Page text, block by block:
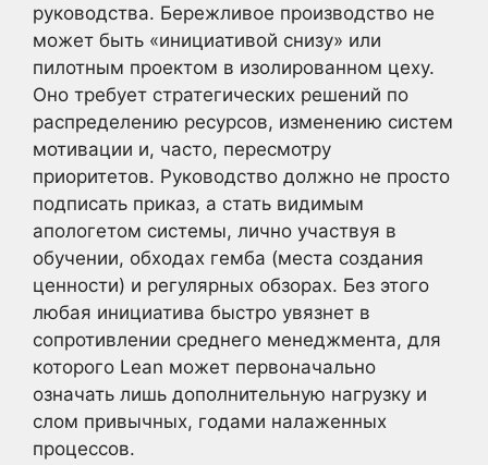
руководства. Бережливое производство не
может быть «инициативой снизу» или
пилотным проектом в изолированном цеху.
Оно требует стратегических решений по
распределению ресурсов, изменению систем
мотивации и, часто, пересмотру
приоритетов. Руководство должно не просто
подписать приказ, а стать видимым
апологетом системы, лично участвуя в
обучении, обходах гемба (места создания
ценности) и регулярных обзорах. Без этого
любая инициатива быстро увязнет в
сопротивлении среднего менеджмента, для
которого Lean может первоначально
означать лишь дополнительную нагрузку и
слом привычных, годами налаженных
процессов.